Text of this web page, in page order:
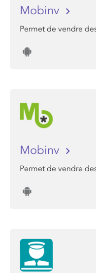
Mobinv
Permet de vendre
Mobinv
Permet de vendre